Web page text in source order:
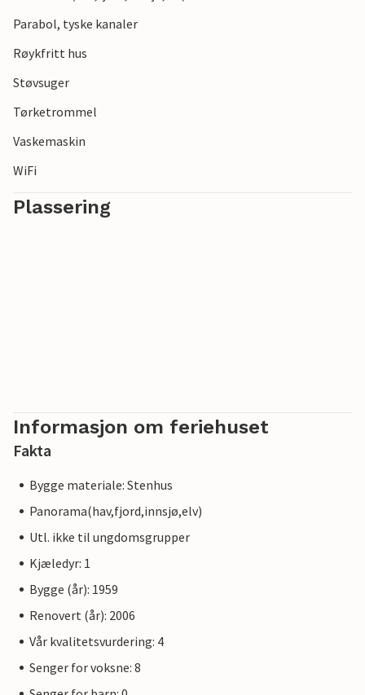
Parabol, tyske kanaler
Røykfritt hus
Støvsuger
Tørketrommel
Vaskemaskin
WiFi
Plassering
Informasjon om feriehuset
Fakta
Bygge materiale: Stenhus
Panorama(hav,fjord,innsjø,elv)
Utl. ikke til ungdomsgrupper
Kjæledyr: 1
Bygge (år): 1959
Renovert (år): 2006
Vår kvalitetsvurdering: 4
Senger for voksne: 8